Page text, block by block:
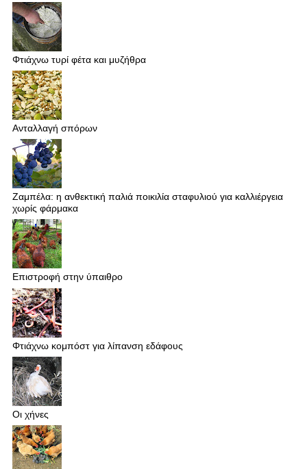
Φτιάχνω τυρί φέτα και μυζήθρα
Ανταλλαγή σπόρων
Ζαμπέλα: η ανθεκτική παλιά ποικιλία σταφυλιού για καλλιέργεια
χωρίς φάρμακα
Επιστροφή στην ύπαιθρο
Φτιάχνω κομπόστ για λίπανση εδάφους
Οι χήνες